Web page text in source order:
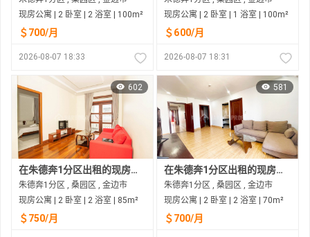
现房公寓 | 2 卧室 | 2 浴室 | 100m²
＄700/月
2026-08-07 18:33
现房公寓 | 2 卧室 | 1 浴室 | 100m²
＄600/月
2026-08-07 18:31
602
在朱德奔1分区出租的现房公寓
朱德奔1分区 , 桑园区 , 金边市
现房公寓 | 2 卧室 | 2 浴室 | 85m²
＄750/月
581
在朱德奔1分区出租的现房公寓
朱德奔1分区 , 桑园区 , 金边市
现房公寓 | 2 卧室 | 2 浴室 | 70m²
＄700/月